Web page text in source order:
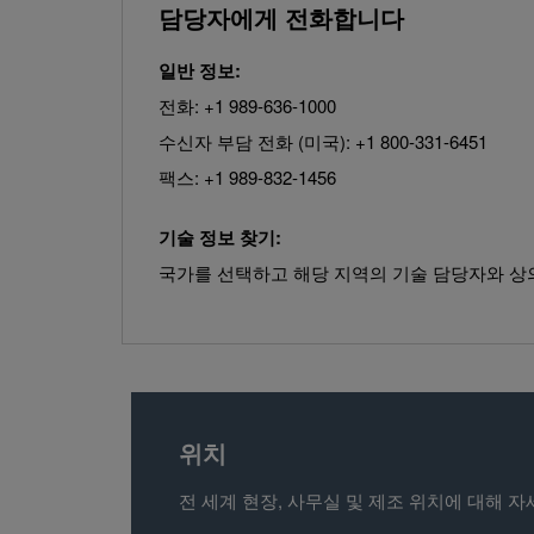
담당자에게 전화합니다
일반 정보:
전화: +1 989-636-1000
수신자 부담 전화 (미국): +1 800-331-6451
팩스: +1 989-832-1456
기술 정보 찾기:
국가를 선택하고 해당 지역의 기술 담당자와 상
위치
전 세계 현장, 사무실 및 제조 위치에 대해 자